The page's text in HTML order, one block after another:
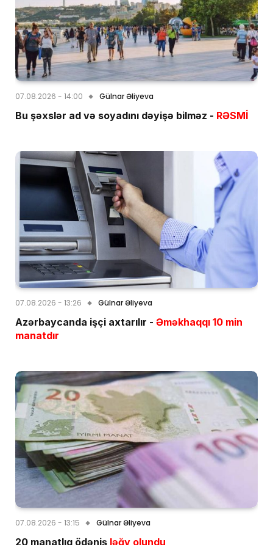
07.08.2026 - 14:00 Gülnar Əliyeva
Bu şəxslər ad və soyadını dəyişə bilməz - RƏSMİ
07.08.2026 - 13:26 Gülnar Əliyeva
Azərbaycanda işçi axtarılır - Əməkhaqqı 10 min
manatdır
07.08.2026 - 13:15 Gülnar Əliyeva
20 manatlıq ödəniş ləğv olundu